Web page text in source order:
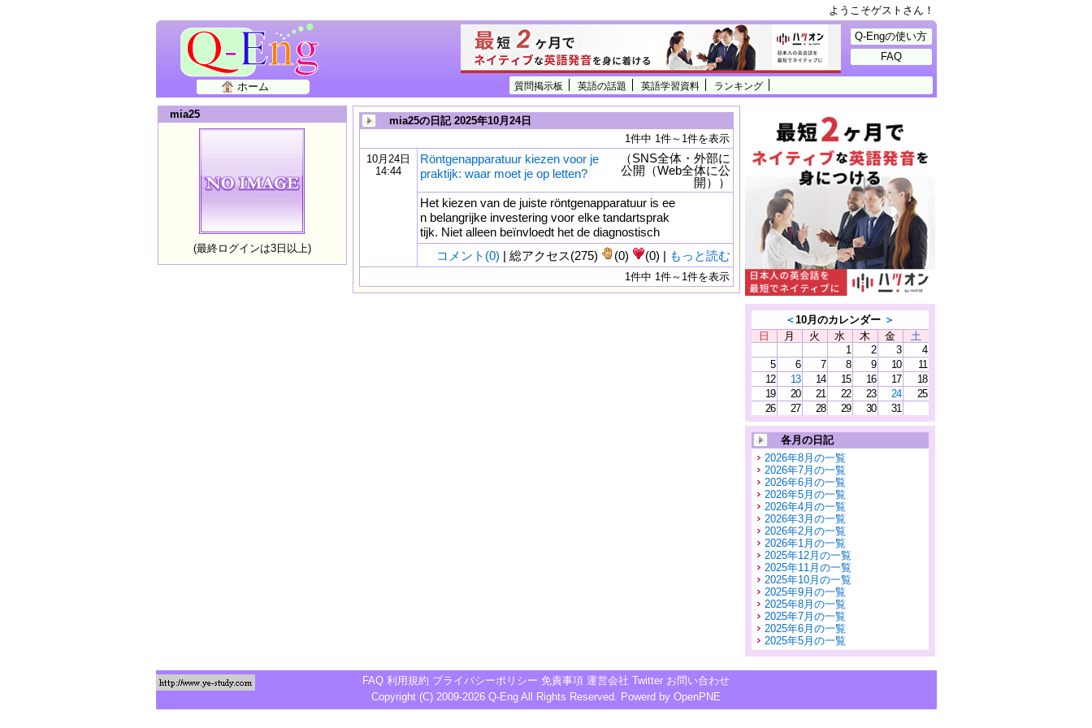
ようこそゲストさん！
質問掲示板 英語の話題 英語学習資料 ランキング
ホーム
Q-Engの使い方
FAQ
mia25
(最終ログインは3日以上)
mia25の日記 2025年10月24日
1件中 1件～1件を表示
10月24日
14:44
Röntgenapparatuur kiezen voor je
praktijk: waar moet je op letten?
（SNS全体・外部に
公開（Web全体に公
開））
Het kiezen van de juiste röntgenapparatuur is ee
n belangrijke investering voor elke tandartsprak
tijk. Niet alleen beïnvloedt het de diagnostisch
コメント(0) | 総アクセス(275) (0) (0) | もっと読む
1件中 1件～1件を表示
＜10月のカレンダー ＞
日
月 火 水 木 金
土
1
2 3
4
5
6 7 8 9 10
11
12
13 14 15 16 17
18
19
20 21 22 23 24
25
26
27 28 29 30 31
各月の日記
2026年8月の一覧
2026年7月の一覧
2026年6月の一覧
2026年5月の一覧
2026年4月の一覧
2026年3月の一覧
2026年2月の一覧
2026年1月の一覧
2025年12月の一覧
2025年11月の一覧
2025年10月の一覧
2025年9月の一覧
2025年8月の一覧
2025年7月の一覧
2025年6月の一覧
2025年5月の一覧
FAQ 利用規約 プライバシーポリシー 免責事項 運営会社 Twitter お問い合わせ
Copyright (C) 2009-2026 Q-Eng All Rights Reserved. Powerd by OpenPNE